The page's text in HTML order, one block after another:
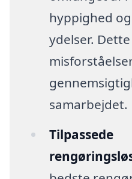
hyppighed
ydelser.
samarbejdet.
Tilpassede